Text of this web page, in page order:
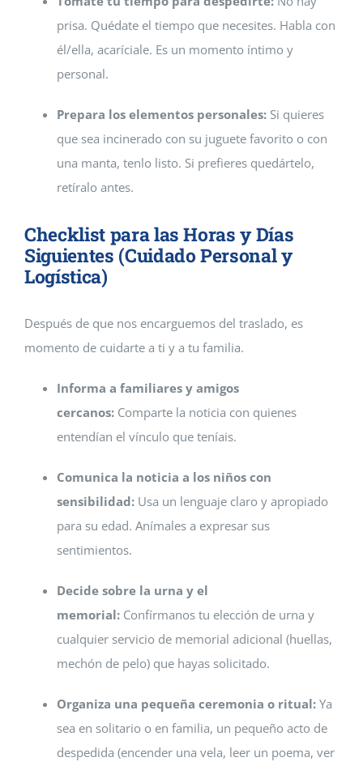
prisa. Quédate el tiempo que necesites. Habla con
él/ella, acaríciale. Es un momento íntimo y
personal.
Prepara los elementos personales: Si quieres
que sea incinerado con su juguete favorito o con
una manta, tenlo listo. Si prefieres quedártelo,
retíralo antes.
Checklist para las Horas y Días
Siguientes (Cuidado Personal y
Logística)
Después de que nos encarguemos del traslado, es
momento de cuidarte a ti y a tu familia.
Informa a familiares y amigos
cercanos: Comparte la noticia con quienes
entendían el vínculo que teníais.
Comunica la noticia a los niños con
sensibilidad: Usa un lenguaje claro y apropiado
para su edad. Anímales a expresar sus
sentimientos.
Decide sobre la urna y el
memorial: Confírmanos tu elección de urna y
cualquier servicio de memorial adicional (huellas,
mechón de pelo) que hayas solicitado.
Organiza una pequeña ceremonia o ritual: Ya
sea en solitario o en familia, un pequeño acto de
despedida (encender una vela, leer un poema, ver